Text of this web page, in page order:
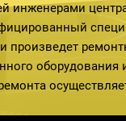
инженерами
произведет
оборудования